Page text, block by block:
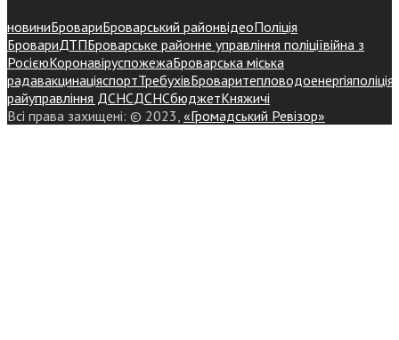
новиниБровариБроварський районвідеоПоліція
БровариДТПБроварське районне управління поліціївійна з
РосієюКоронавіруспожежаБроварська міська
радавакцинаціяспортТребухівБроваритепловодоенергіяполіція
райуправління ДСНСДСНСбюджетКняжичі
Всі права захищені: © 2023, «Громадський Ревізор»